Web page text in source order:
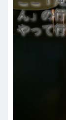
ん」の
やって